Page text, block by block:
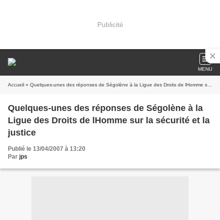
Publicité
MENU
Accueil » Quelques-unes des réponses de Ségolène à la Ligue des Droits de lHomme sur la sécurité et la justice
Quelques-unes des réponses de Ségolène à la
Ligue des Droits de lHomme sur la sécurité et la
justice
Publié le 13/04/2007 à 13:20
Par jps